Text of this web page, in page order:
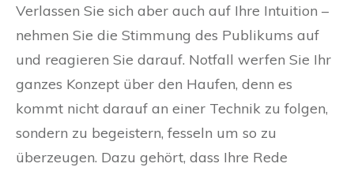
Verlassen Sie sich aber auch auf Ihre Intuition –
nehmen Sie die Stimmung des Publikums auf
und reagieren Sie darauf. Notfall werfen Sie Ihr
ganzes Konzept über den Haufen, denn es
kommt nicht darauf an einer Technik zu folgen,
sondern zu begeistern, fesseln um so zu
überzeugen. Dazu gehört, dass Ihre Rede